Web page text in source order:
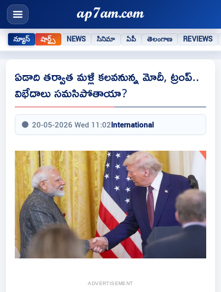
న్యూస్ షార్ట్స్ NEWS సినిమా ఏపీ తెలంగాణ REVIEWS
ఏడాది తర్వాత మళ్లీ కలవనున్న మోదీ, ట్రంప్..
విభేదాలు సమసిపోతాయా?
20-05-2026 Wed 11:02International
ADVERTISEMENT